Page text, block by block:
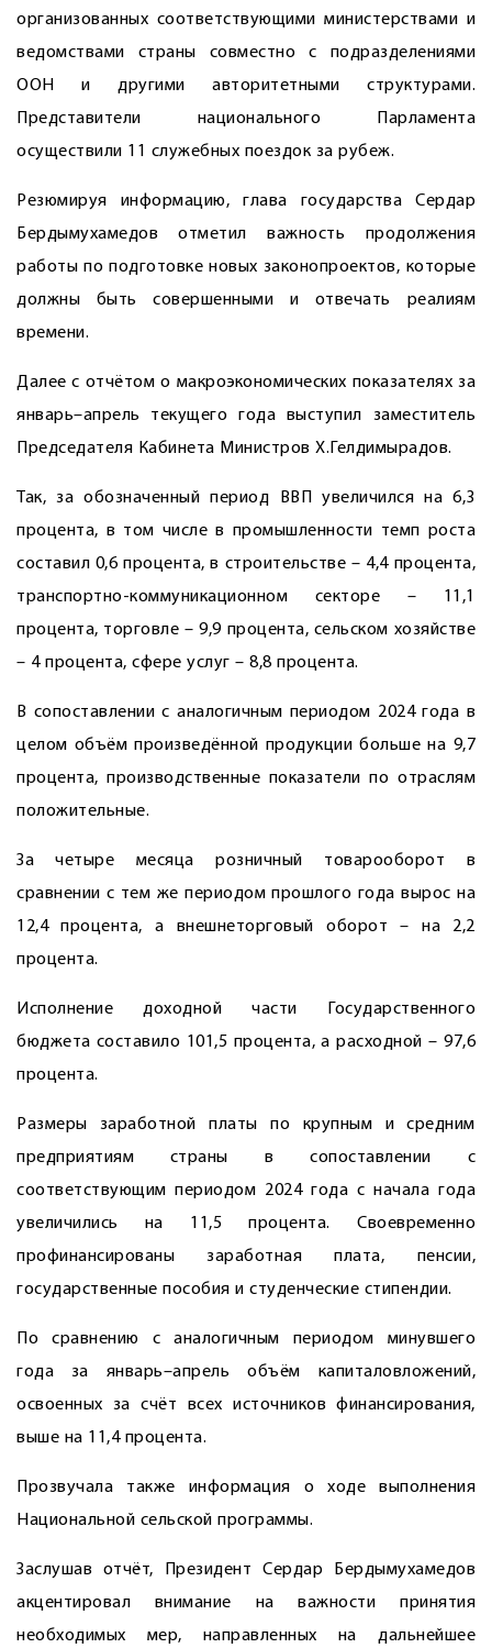
организованных соответствующими министерствами и
ведомствами страны совместно с подразделениями
ООН и другими авторитетными структурами.
Представители национального Парламента
осуществили 11 служебных поездок за рубеж.
Резюмируя информацию, глава государства Сердар
Бердымухамедов отметил важность продолжения
работы по подготовке новых законопроектов, которые
должны быть совершенными и отвечать реалиям
времени.
Далее с отчётом о макроэкономических показателях за
январь–апрель текущего года выступил заместитель
Председателя Кабинета Министров Х.Гелдимырадов.
Так, за обозначенный период ВВП увеличился на 6,3
процента, в том числе в промышленности темп роста
составил 0,6 процента, в строительстве – 4,4 процента,
транспортно-коммуникационном секторе – 11,1
процента, торговле – 9,9 процента, сельском хозяйстве
– 4 процента, сфере услуг – 8,8 процента.
В сопоставлении с аналогичным периодом 2024 года в
целом объём произведённой продукции больше на 9,7
процента, производственные показатели по отраслям
положительные.
За четыре месяца розничный товарооборот в
сравнении с тем же периодом прошлого года вырос на
12,4 процента, а внешнеторговый оборот – на 2,2
процента.
Исполнение доходной части Государственного
бюджета составило 101,5 процента, а расходной – 97,6
процента.
Размеры заработной платы по крупным и средним
предприятиям страны в сопоставлении с
соответствующим периодом 2024 года с начала года
увеличились на 11,5 процента. Своевременно
профинансированы заработная плата, пенсии,
государственные пособия и студенческие стипендии.
По сравнению с аналогичным периодом минувшего
года за январь–апрель объём капиталовложений,
освоенных за счёт всех источников финансирования,
выше на 11,4 процента.
Прозвучала также информация о ходе выполнения
Национальной сельской программы.
Заслушав отчёт, Президент Сердар Бердымухамедов
акцентировал внимание на важности принятия
необходимых мер, направленных на дальнейшее